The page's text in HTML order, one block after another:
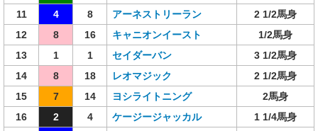
11
4 8 アーネストリーラン
2 1/2馬身
12
8 16 キャニオンイースト
1/2馬身
13
1 1 セイダーバン
3 1/2馬身
14
8 18 レオマジック
2 1/2馬身
15
7 14 ヨシライトニング
2馬身
16
2 4 ケージージャッカル
1 1/4馬身